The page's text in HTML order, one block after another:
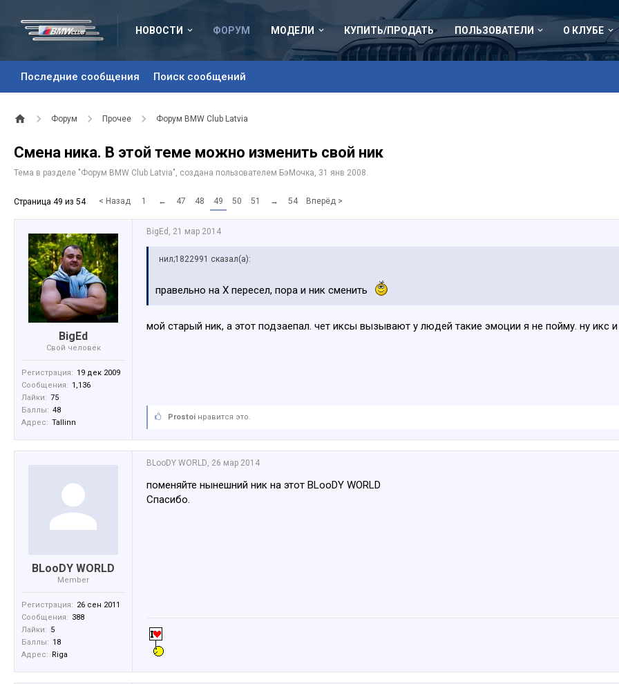
НОВОСТИ ФОРУМ
Последние сообщения Поиск сообщений
МОДЕЛИ КУПИТЬ/ПРОДАТЬ ПОЛЬЗОВАТЕЛИ О КЛУБЕ
Форум Прочее Форум BMW Club Latvia
Смена ника. В этой теме можно изменить свой ник
Тема в разделе "Форум BMW Club Latvia", создана пользователем БэМочка, 31 янв 2008.
Страница 49 из 54 < Назад 1 ← 47 48 49 50 51 → 54 Вперёд >
BigEd
Свой человек
Регистрация: 19 дек 2009
Сообщения: 1,136
Лайки: 75
Баллы: 48
Адрес: Tallinn
BigEd , 21 мар 2014
нил;1822991 сказал(а):
правельно на X пересел, пора и ник сменить
мой старый ник, а этот подзаепал. чет иксы вызывают у людей такие эмоции я не пойму. ну икс
Prostoi нравится это.
BLooDY WORLD
Member
Регистрация: 26 сен 2011
Сообщения: 388
Лайки: 5
Баллы: 18
Адрес:
Riga
BLooDY WORLD, 26 мар 2014
поменяйте нынешний ник на этот BLooDY WORLD
Спасибо.